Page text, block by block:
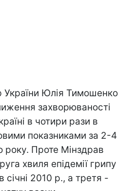
України Юлія Тимошенко
захворюваності
в чотири рази в
показниками за 2-4
року. Проте Мінздрав
хвиля епідемії грипу
2010 р., а третя -